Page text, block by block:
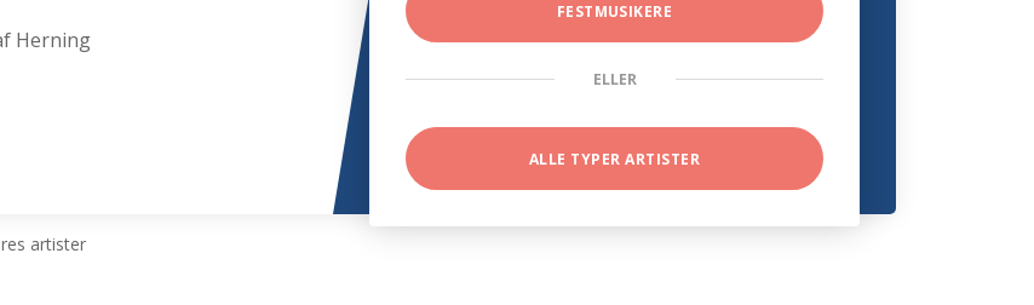
Herning
FESTMUSIKERE
ELLER
ALLE TYPER ARTISTER
artister